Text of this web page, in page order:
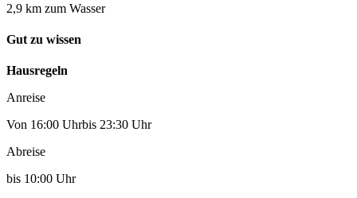
2,9 km zum Wasser
Gut zu wissen
Hausregeln
Anreise
Von 16:00 Uhrbis 23:30 Uhr
Abreise
bis 10:00 Uhr